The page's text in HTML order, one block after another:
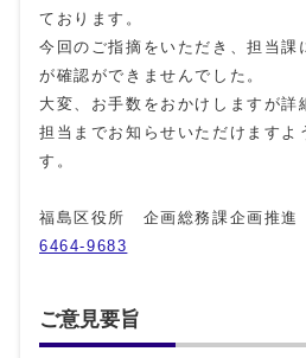
ております。
今回のご指摘をいただき、担当課
が確認ができませんでした。
大変、お手数をおかけしますが詳
担当までお知らせいただけますよ
す。
福島区役所 企画総務課企画推
6464-9683
ご意見要旨